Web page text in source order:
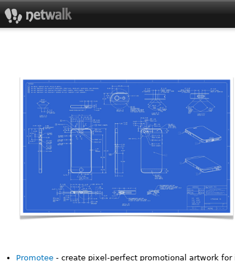
Jump to
Promotee - create pixel-perfect promotional artwork for